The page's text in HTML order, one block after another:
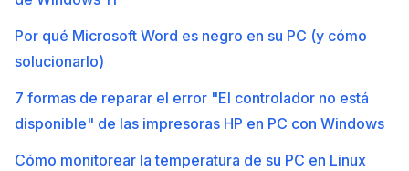
Por qué Microsoft Word es negro en su PC (y cómo
solucionarlo)
7 formas de reparar el error "El controlador no está
disponible" de las impresoras HP en PC con Windows
Cómo monitorear la temperatura de su PC en Linux